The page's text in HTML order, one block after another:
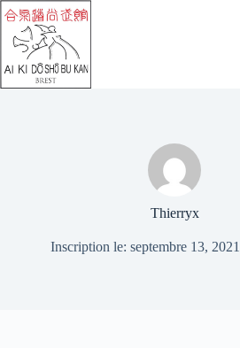
Passer
au
contenu
Thierryx
Inscription le: septembre 13, 2021